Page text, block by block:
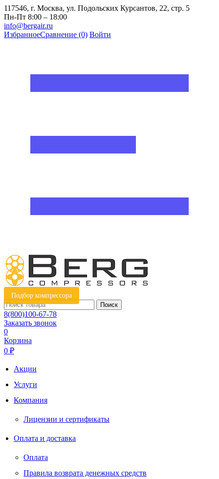
117546, г. Москва, ул. Подольских Курсантов, 22, стр. 5
Пн-Пт 8:00 – 18:00
info@bergair.ru
ИзбранноеСравнение (0) Войти
Подбор компрессора
Поиск
8(800)100-67-78
Заказать звонок
0
Корзина
0 ₽
Акции
Услуги
Компания
Лицензии и сертификаты
Оплата и доставка
Оплата
Правила возврата денежных средств